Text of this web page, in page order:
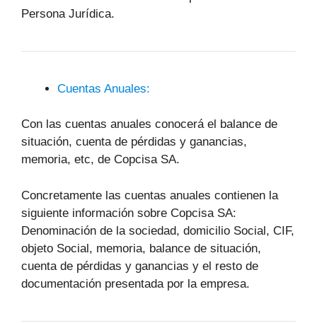
Persona Jurídica.
Cuentas Anuales:
Con las cuentas anuales conocerá el balance de
situación, cuenta de pérdidas y ganancias,
memoria, etc, de Copcisa SA.
Concretamente las cuentas anuales contienen la
siguiente información sobre Copcisa SA:
Denominación de la sociedad, domicilio Social, CIF,
objeto Social, memoria, balance de situación,
cuenta de pérdidas y ganancias y el resto de
documentación presentada por la empresa.